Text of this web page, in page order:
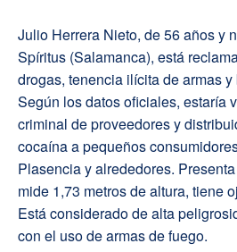
Julio Herrera Nieto, de 56 años y
Spíritus (Salamanca), está
drogas, tenencia ilícita de armas
Según los datos oficiales, estaría
criminal de proveedores y
cocaína a pequeños
Plasencia y alrededores.
mide 1,73 metros de altura, tiene
Está considerado de alta
con el uso de armas de fuego.